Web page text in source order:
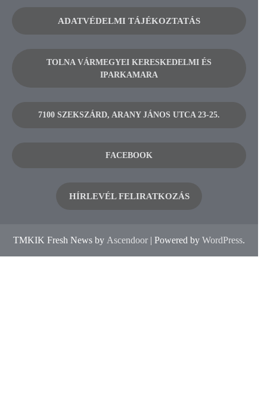
ADATVÉDELMI TÁJÉKOZTATÁS
TOLNA VÁRMEGYEI KERESKEDELMI ÉS
IPARKAMARA
7100 SZEKSZÁRD, ARANY JÁNOS UTCA 23-25.
FACEBOOK
HÍRLEVÉL FELIRATKOZÁS
TMKIK Fresh News by Ascendoor | Powered by WordPress.